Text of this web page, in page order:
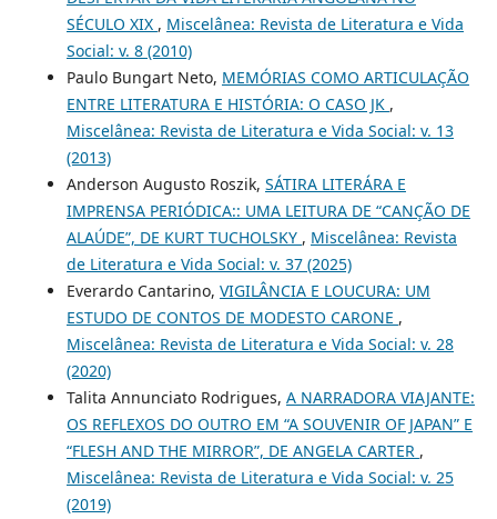
SÉCULO XIX , Miscelânea: Revista de Literatura e Vida
Social: v. 8 (2010)
Paulo Bungart Neto, MEMÓRIAS COMO ARTICULAÇÃO
ENTRE LITERATURA E HISTÓRIA: O CASO JK ,
Miscelânea: Revista de Literatura e Vida Social: v. 13
(2013)
Anderson Augusto Roszik, SÁTIRA LITERÁRA E
IMPRENSA PERIÓDICA:: UMA LEITURA DE “CANÇÃO DE
ALAÚDE”, DE KURT TUCHOLSKY , Miscelânea: Revista
de Literatura e Vida Social: v. 37 (2025)
Everardo Cantarino, VIGILÂNCIA E LOUCURA: UM
ESTUDO DE CONTOS DE MODESTO CARONE ,
Miscelânea: Revista de Literatura e Vida Social: v. 28
(2020)
Talita Annunciato Rodrigues, A NARRADORA VIAJANTE:
OS REFLEXOS DO OUTRO EM “A SOUVENIR OF JAPAN” E
“FLESH AND THE MIRROR”, DE ANGELA CARTER ,
Miscelânea: Revista de Literatura e Vida Social: v. 25
(2019)